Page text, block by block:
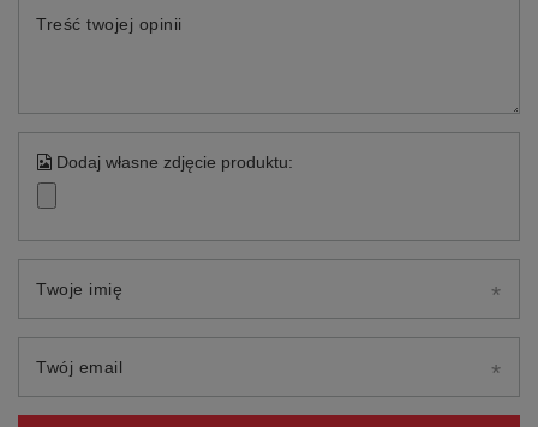
Treść twojej opinii
Dodaj własne zdjęcie produktu:
Twoje imię
Twój email